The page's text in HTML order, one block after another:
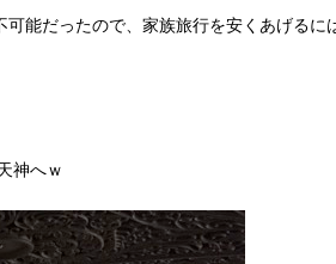
能だったので、家族旅行を安くあげるに
神へｗ